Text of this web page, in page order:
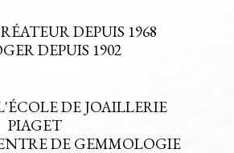
DEPUIS 1968
DEPUIS 1902
DE JOAILLERIE
PIAGET
DE GEMMOLOGIE